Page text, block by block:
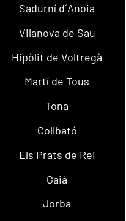
Sadurní d´Anoia
Vilanova de Sau
Hipòlit de Voltregà
Martí de Tous
Tona
Collbató
Els Prats de Rei
Gaià
Jorba